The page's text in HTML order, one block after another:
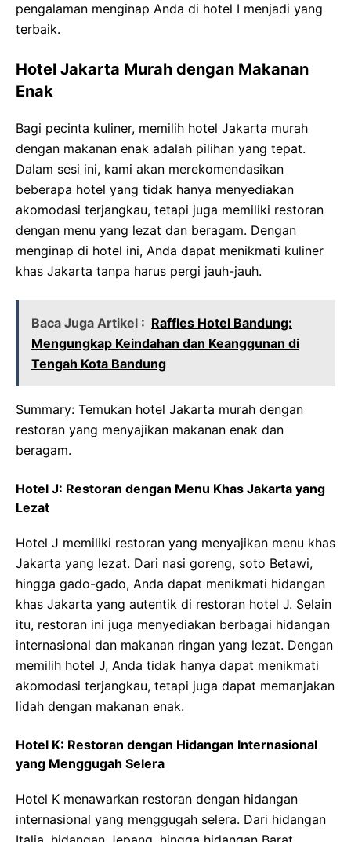
pengalaman menginap Anda di hotel I menjadi yang
terbaik.
Hotel Jakarta Murah dengan Makanan
Enak
Bagi pecinta kuliner, memilih hotel Jakarta murah
dengan makanan enak adalah pilihan yang tepat.
Dalam sesi ini, kami akan merekomendasikan
beberapa hotel yang tidak hanya menyediakan
akomodasi terjangkau, tetapi juga memiliki restoran
dengan menu yang lezat dan beragam. Dengan
menginap di hotel ini, Anda dapat menikmati kuliner
khas Jakarta tanpa harus pergi jauh-jauh.
Baca Juga Artikel : Raffles Hotel Bandung:
Mengungkap Keindahan dan Keanggunan di
Tengah Kota Bandung
Summary: Temukan hotel Jakarta murah dengan
restoran yang menyajikan makanan enak dan
beragam.
Hotel J: Restoran dengan Menu Khas Jakarta yang
Lezat
Hotel J memiliki restoran yang menyajikan menu khas
Jakarta yang lezat. Dari nasi goreng, soto Betawi,
hingga gado-gado, Anda dapat menikmati hidangan
khas Jakarta yang autentik di restoran hotel J. Selain
itu, restoran ini juga menyediakan berbagai hidangan
internasional dan makanan ringan yang lezat. Dengan
memilih hotel J, Anda tidak hanya dapat menikmati
akomodasi terjangkau, tetapi juga dapat memanjakan
lidah dengan makanan enak.
Hotel K: Restoran dengan Hidangan Internasional
yang Menggugah Selera
Hotel K menawarkan restoran dengan hidangan
internasional yang menggugah selera. Dari hidangan